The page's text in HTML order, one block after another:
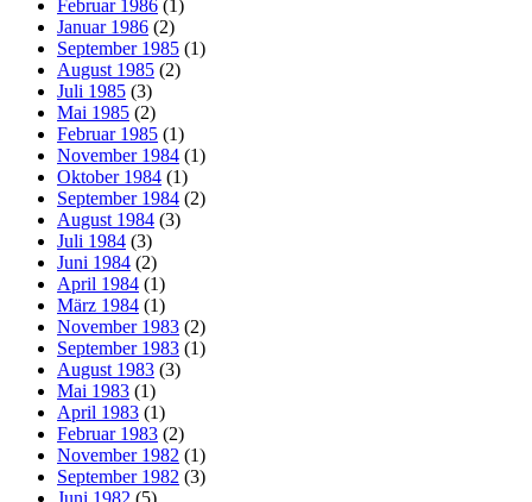
Februar 1986 (1)
Januar 1986 (2)
September 1985 (1)
August 1985 (2)
Juli 1985 (3)
Mai 1985 (2)
Februar 1985 (1)
November 1984 (1)
Oktober 1984 (1)
September 1984 (2)
August 1984 (3)
Juli 1984 (3)
Juni 1984 (2)
April 1984 (1)
März 1984 (1)
November 1983 (2)
September 1983 (1)
August 1983 (3)
Mai 1983 (1)
April 1983 (1)
Februar 1983 (2)
November 1982 (1)
September 1982 (3)
Juni 1982 (5)